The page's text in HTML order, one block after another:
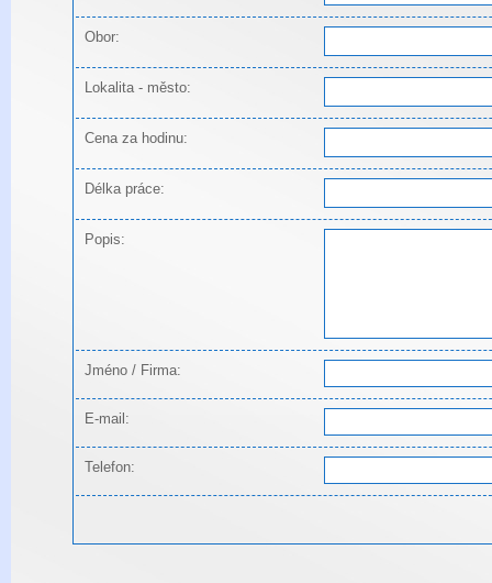
Obor:
Lokalita - město:
Cena za hodinu:
Délka práce:
Popis:
Jméno / Firma:
E-mail:
Telefon: